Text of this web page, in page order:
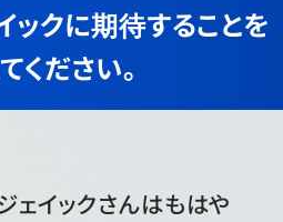
ックに期待することを
ください。
ェイックさんはもはや